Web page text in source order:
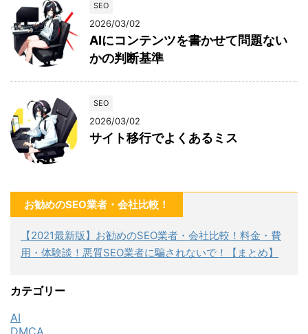
SEO
2026/03/02
AIにコンテンツを書かせて問題ない
かの判断基準
SEO
2026/03/02
サイト移行でよくあるミス
お勧めのSEO業者・会社比較！
【2021最新版】お勧めのSEO業者・会社比較！料金・費
用・体験談！悪質SEO業者に騙されないで！【まとめ】
カテゴリー
AI